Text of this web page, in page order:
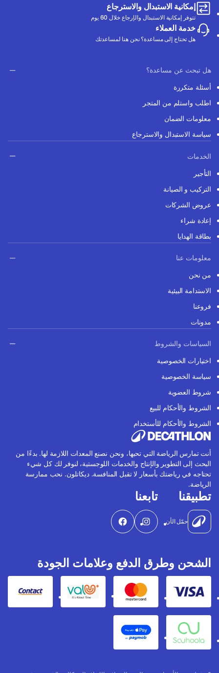
إمكانية الاستبدال والاسترجاع
تتوفر إمكانية الاستبدال والإرجاع خلال 60 يوم
خدمة العملاء
هل تحتاج إلى مساعدة؟ نحن هنا لمساعدتك
هل تبحث عن مساعدة؟
أسئلة متكررة
اطلب واستلم من المتجر
معلومات الضمان
سياسة الاستبدال والاسترجاع
الخدمات
التأجير
التركيب و الصيانة
عروض الشركات
إعادة شراء
بطاقة الهدايا
معلومات عنا
من نحن
الاستدامة البيئية
فروعنا
مدونات
السياسات والشروط
اختيارات الخصوصية
سياسة الخصوصية
شروط العضوية
الشروط والأحكام للبيع
الشروط والأحكام للأستخدام
أنت تمارس الرياضة التي تحبها، ونحن نصنع المعدات اللازمة لها. بدءًا من
البحث إلى التطوير والإنتاج والخدمات اللوجستية، لنوفر لك كل شيء
تحتاجه في رياضتك بأسعار لا تقبل المنافسة. ديكاتلون. نحب ممارسة
الرياضة.
تطبيقنا
حمّل الأن
تابعنا
الشحن وطرق الدفع وعلامات الجودة
Visa
Mastercard
Valu
Contact
Souhoola
Apple Pay